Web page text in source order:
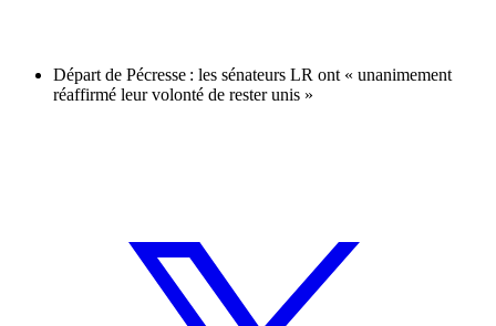
Départ de Pécresse : les sénateurs LR ont « unanimement
réaffirmé leur volonté de rester unis »